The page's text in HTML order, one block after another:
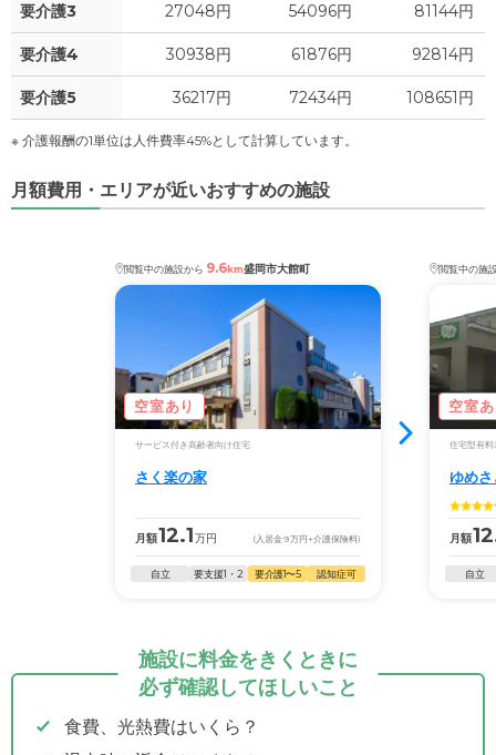
要介護3 27048円 54096円 81144円
要介護4 30938円 61876円 92814円
要介護5 36217円 72434円 108651円
※ 介護報酬の1単位は人件費率45%として計算しています。
月額費用・エリアが近いおすすめの施設
閲覧中の施設から 9.6km盛岡市大館町
空室あり
サービス付き高齢者向け住宅
さく楽の家
月額12.1万円 (入居金9万円 +介護保険料)
自立 要支援1・2 要介護1〜5 認知症可
閲覧中の施
空室
住宅型有料
ゆめ
月額
自立
施設に料金をきくときに
必ず確認してほしいこと
食費、光熱費はいくら？